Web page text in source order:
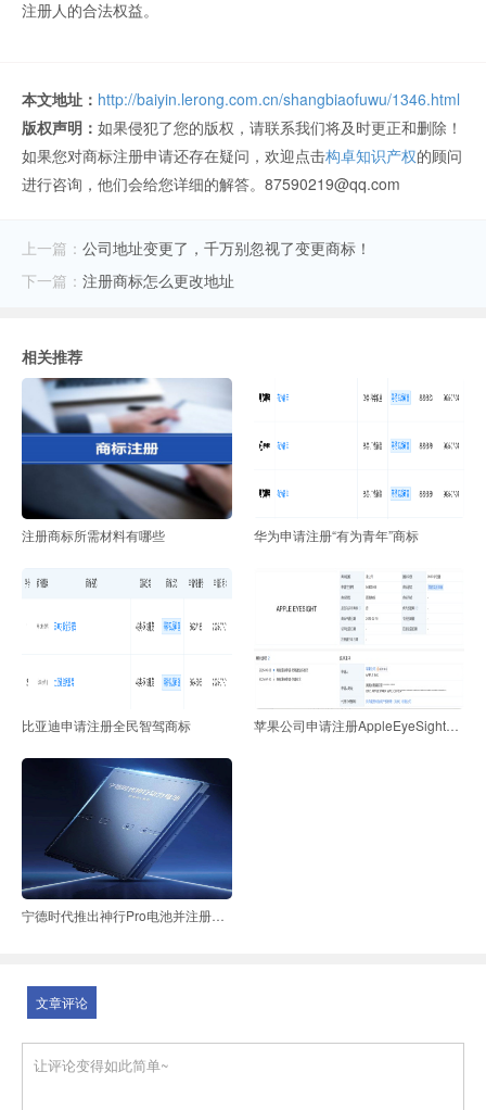
注册人的合法权益。
本文地址： http://baiyin.lerong.com.cn/shangbiaofuwu/1346.html
版权声明： 如果侵犯了您的版权，请联系我们将及时更正和删除！
如果您对商标注册申请还存在疑问，欢迎点击构卓知识产权的顾问
进行咨询，他们会给您详细的解答。87590219@qq.com
上一篇： 公司地址变更了，千万别忽视了变更商标！
下一篇： 注册商标怎么更改地址
相关推荐
注册商标所需材料有哪些 华为申请注册“有为青年”商标
比亚迪申请注册全民智驾商标 苹果公司申请注册AppleEyeSight商标
宁德时代推出神行Pro电池并注册系列商标
文章评论